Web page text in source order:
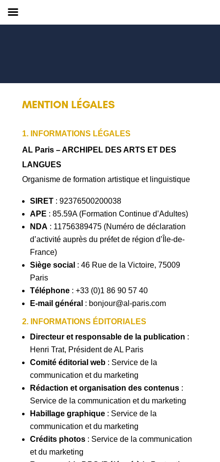
MENTION LÉGALES
1. INFORMATIONS LÉGALES
AL Paris – ARCHIPEL DES ARTS ET DES
LANGUES
Organisme de formation artistique et linguistique
SIRET: 92376500200038
APE : 85.59A (Formation Continue d’Adultes)
NDA : 11756389475 (Numéro de déclaration
d’activité auprès du préfet de région d’Île-de-
France)
Siège social : 46 Rue de la Victoire, 75009
Paris
Téléphone: +33 (0)1 86 90 57 40
E-mail général : bonjour@al-paris.com
2. INFORMATIONS ÉDITORIALES
Directeur et responsable de la publication :
Henri Trat, Président de AL Paris
Comité éditorial web: Service de la
communication et du marketing
Rédaction et organisation des contenus:
Service de la communication et du marketing
Habillage graphique: Service de la
communication et du marketing
Crédits photos: Service de la communication
et du marketing